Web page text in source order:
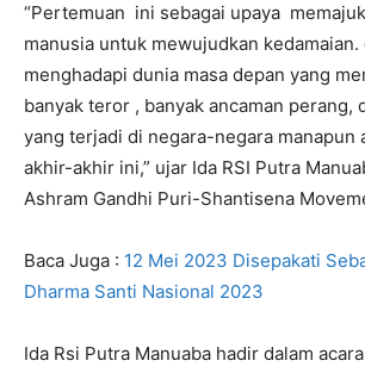
“Pertemuan ini sebagai upaya
manusia untuk mewujudkan
menghadapi dunia masa depan yang
banyak teror , banyak ancaman perang,
yang terjadi di negara-negara manapun
akhir-akhir ini,” ujar Ida RSI Putra
Ashram Gandhi Puri-Shantisena
Baca Juga : 12 Mei 2023 Disepakati
Dharma Santi Nasional 2023
Ida Rsi Putra Manuaba hadir dalam